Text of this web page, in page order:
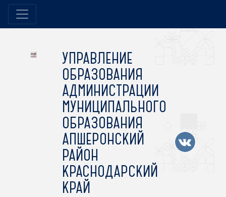
УПРАВЛЕНИЕ
ОБРАЗОВАНИЯ
АДМИНИСТРАЦИИ
МУНИЦИПАЛЬНОГО
ОБРАЗОВАНИЯ
АПШЕРОНСКИЙ
РАЙОН
КРАСНОДАРСКИЙ
КРАЙ